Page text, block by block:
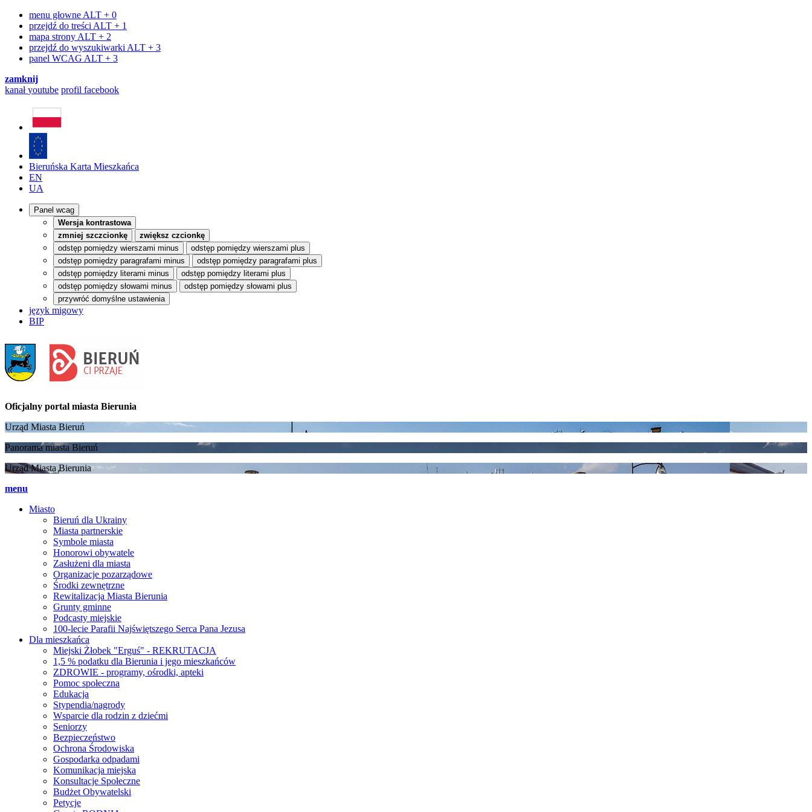
menu głowne ALT + 0
przejdź do treści ALT + 1
mapa strony ALT + 2
przejdź do wyszukiwarki ALT + 3
panel WCAG ALT + 3
zamknij
kanałyoutube profil facebook
Bieruńska Karta Mieszkańca
EN
UA
Panel wcag
Wersja kontrastowa
zmniej szczcionkę
zwiększ czcionkę
odstęp pomiędzy wierszami minus
odstęp pomiędzy wierszami plus
odstęp pomiędzy paragrafami minus
odstęp pomiędzy paragrafami plus
odstęp pomiędzy literami minus
odstęp pomiędzy literami plus
odstęp pomiędzy słowami minus
odstęp pomiędzy słowami plus
przywróć domyślne ustawienia
język migowy
BIP
Oficjalny portal miasta Bierunia
Urząd Miasta Bieruń
Panorama miasta Bieruń
Urząd Miasta Bierunia
menu
Miasto
Bieruń dla Ukrainy
Miasta partnerskie
Symbole miasta
Honorowi obywatele
Zasłużeni dla miasta
Organizacje pozarządowe
Środki zewnętrzne
Rewitalizacja Miasta Bierunia
Grunty gminne
Podcasty miejskie
100-lecie Parafii Najświętszego Serca Pana Jezusa
Dla mieszkańca
Miejski Żłobek "Erguś" - REKRUTACJA
1,5 % podatku dla Bierunia i jego mieszkańców
ZDROWIE - programy, ośrodki, apteki
Pomoc społeczna
Edukacja
Stypendia/nagrody
Wsparcie dla rodzin z dziećmi
Seniorzy
Bezpieczeństwo
Ochrona Środowiska
Gospodarka odpadami
Komunikacja miejska
Konsultacje Społeczne
Budżet Obywatelski
Petycje